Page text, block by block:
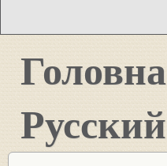
Головна
Русский